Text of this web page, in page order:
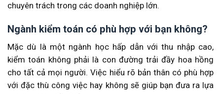
chuyên trách trong các doanh nghiệp lớn.
Ngành kiểm toán có phù hợp với bạn không?
Mặc dù là một ngành học hấp dẫn với thu nhập cao,
kiểm toán không phải là con đường trải đầy hoa hồng
cho tất cả mọi người. Việc hiểu rõ bản thân có phù hợp
với đặc thù công việc hay không sẽ giúp bạn đưa ra lựa